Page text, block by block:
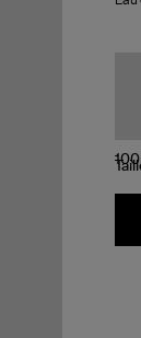
de